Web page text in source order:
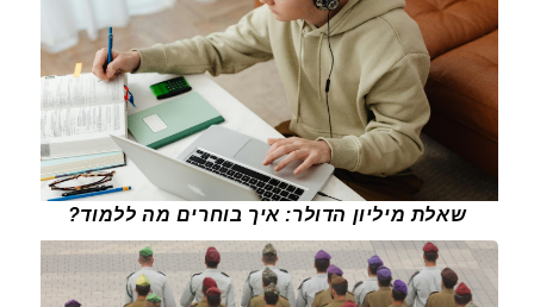
שאלת מיליון הדולר: איך בוחרים מה ללמוד?